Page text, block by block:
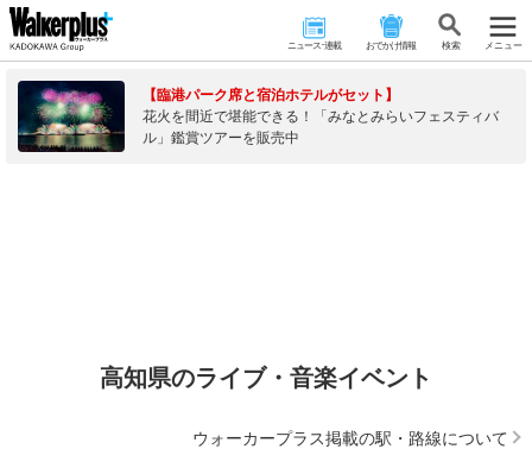
ニュース･連載 おでかけ情報 検 索 メニュー
【臨港パーク席と宿泊ホテルがセット】
花火を間近で堪能できる！「みなとみらいフェスティバ
ル」鑑賞ツアーを販売中
高知県のライブ・音楽イベント
ウォーカープラス掲載の駅・路線について